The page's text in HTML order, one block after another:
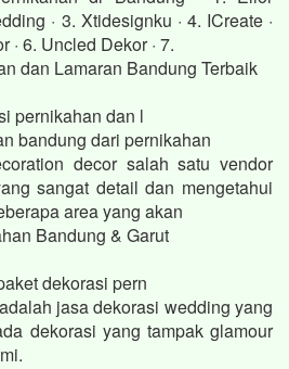
· 3. Xtidesignku · 4. ICreate ·
6. Uncled Dekor · 7.
dan Lamaran Bandung Terbaik
pernikahan dan l
bandung dari pernikahan
decor salah satu vendor
sangat detail dan mengetahui
area yang akan
Bandung & Garut
dekorasi pern
jasa dekorasi wedding yang
dekorasi yang tampak glamour